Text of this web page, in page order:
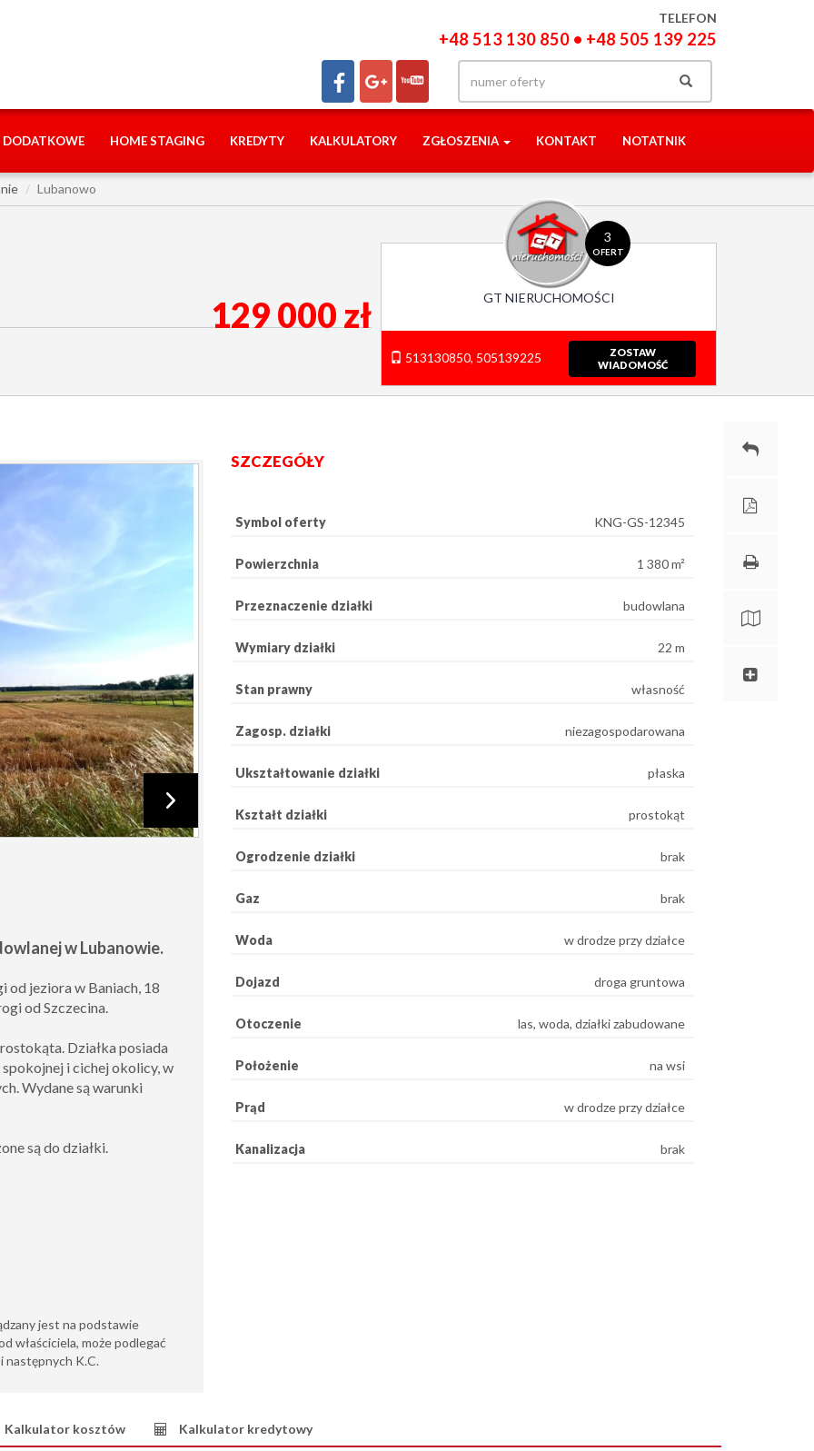
TELEFON
+48 513 130 850 • +48 505 139 225
DODATKOWE HOME STAGING KREDYTY KALKULATORY ZGŁOSZENIA KONTAKT NOTATNIK
Lubanowo
129 000 zł
3
OFERT
GT NIERUCHOMOŚCI
513130850, 505139225
ZOSTAW
WIADOMOŚĆ
w Lubanowie.
od jeziora w Baniach, 18
od Szczecina.
Działka posiada
i cichej okolicy, w
Wydane są warunki
są do działki.
jest na podstawie
właściciela, może podlegać
następnych K.C.
SZCZEGÓŁY
Symbol oferty KNG-GS-12345
Powierzchnia 1 380 m²
Przeznaczenie działki budowlana
Wymiary działki 22 m
Stan prawny własność
Zagosp. działki niezagospodarowana
Ukształtowanie działki płaska
Kształt działki prostokąt
Ogrodzenie działki brak
Gaz brak
Woda w drodze przy działce
Dojazd droga gruntowa
Otoczenie las, woda, działki zabudowane
Położenie na wsi
Prąd w drodze przy działce
Kanalizacja brak
Kalkulator kosztów Kalkulator kredytowy